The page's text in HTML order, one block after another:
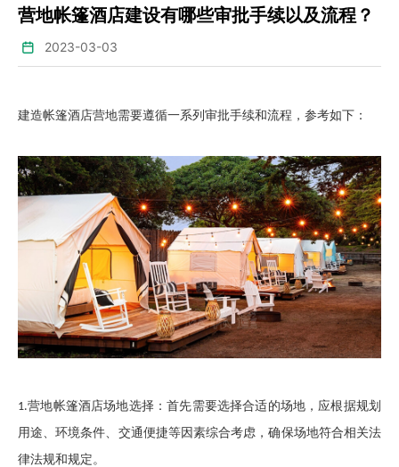
营地帐篷酒店建设有哪些审批手续以及流程？
2023-03-03
建造帐篷酒店营地需要遵循一系列审批手续和流程，参考如下：
1.营地帐篷酒店场地选择：首先需要选择合适的场地，应根据规划
用途、环境条件、交通便捷等因素综合考虑，确保场地符合相关法
律法规和规定。